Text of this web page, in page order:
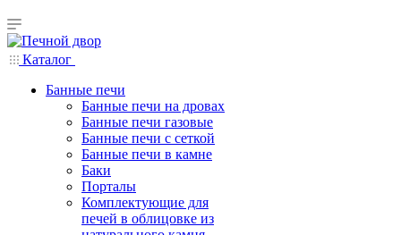
Каталог
Банные печи
Банные печи на дровах
Банные печи газовые
Банные печи с сеткой
Банные печи в камне
Баки
Порталы
Комплектующие для
печей в облицовке из